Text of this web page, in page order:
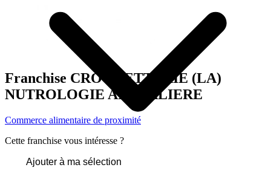
Franchise CROQUETTERIE (LA)
NUTROLOGIE ANIMALIERE
Commerce alimentaire de proximité
Cette franchise vous intéresse ?
Ajouter à ma sélection